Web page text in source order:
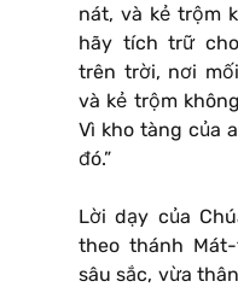
nát, và kẻ trộm
hãy tích trữ
trên trời, nơi
và kẻ trộm
Vì kho tàng của
đó.”
Lời dạy của
theo thánh
sâu sắc, vừa